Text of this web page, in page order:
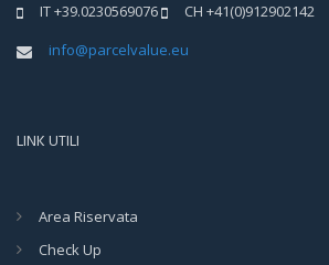
IT +39.0230569076
CH +41(0)912902142
info@parcelvalue.eu
LINK UTILI
Area Riservata
Check Up